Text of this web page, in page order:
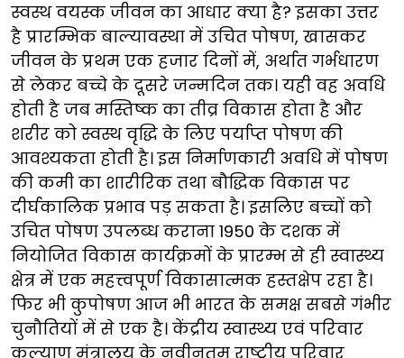
स्वस्थ वयस्क जीवन का आधार क्या है? इसका उत्तर
है प्रारम्भिक बाल्यावस्था में उचित पोषण, खासकर
जीवन के प्रथम एक हजार दिनों में, अर्थात गर्भधारण
से लेकर बच्चे के दूसरे जन्मदिन तक। यही वह अवधि
होती है जब मस्तिष्क का तीव्र विकास होता है और
शरीर को स्वस्थ वृद्धि के लिए पर्याप्त पोषण की
आवश्यकता होती है। इस निर्माणकारी अवधि में पोषण
की कमी का शारीरिक तथा बौद्धिक विकास पर
दीर्घकालिक प्रभाव पड़ सकता है। इसलिए बच्चों को
उचित पोषण उपलब्ध कराना 1950 के दशक में
नियोजित विकास कार्यक्रमों के प्रारम्भ से ही स्वास्थ्य
क्षेत्र में एक महत्त्वपूर्ण विकासात्मक हस्तक्षेप रहा है।
फिर भी कुपोषण आज भी भारत के समक्ष सबसे गंभीर
चुनौतियों में से एक है। केंद्रीय स्वास्थ्य एवं परिवार
कल्याण मंत्रालय के नवीनतम राष्ट्रीय परिवार